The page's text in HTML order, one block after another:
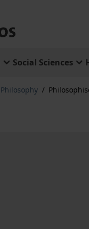
Social Sciences
Philosophy /